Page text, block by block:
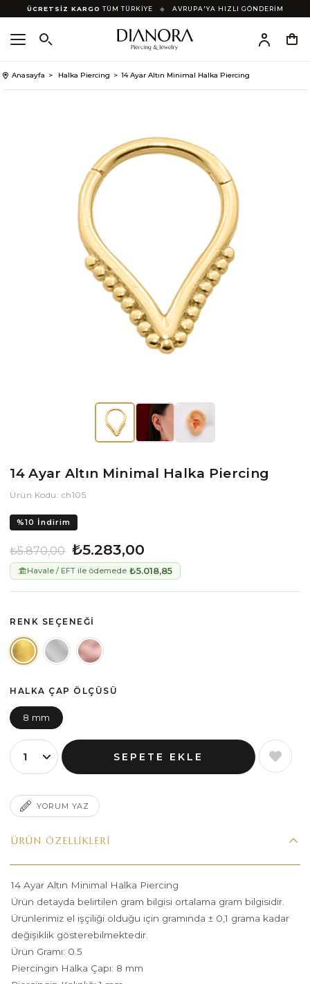
ÜCRETSİZ KARGO TÜM TÜRKİYE ◆ AVRUPA'YA HIZLI GÖNDERİM
Anasayfa Halka Piercing 14 Ayar Altın Minimal Halka Piercing
14 Ayar Altın Minimal Halka Piercing
Ürün Kodu: ch105
%10 İndirim
₺5.870,00 ₺5.283,00
Havale / EFT ile ödemede ₺5.018,85
RENK SEÇENEĞI
HALKA ÇAP ÖLÇÜSÜ
8 mm
YORUM YAZ
ÜRÜN ÖZELLIKLERI
14 Ayar Altın Minimal Halka Piercing
Ürün detayda belirtilen gram bilgisi ortalama gram bilgisidir.
Ürünlerimiz el işçiliği olduğu için gramında ± 0,1 grama kadar
değişiklik gösterebilmektedir.
Ürün Gramı: 0.5
Piercingin Halka Çapı: 8 mm